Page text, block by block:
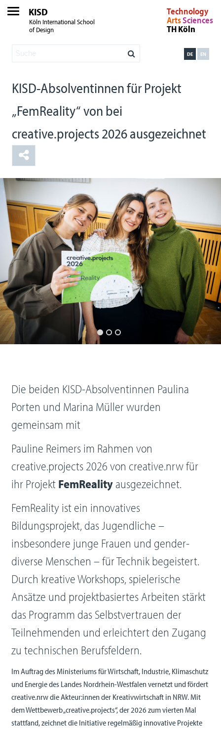
KISD
Köln International School
of Design
Technology
ArtsSciences
TH Köln
EN
DE
KISD-Absolventinnen für Projekt
„FemReality“ von bei
creative.projects 2026 ausgezeichnet
Die beiden KISD-Absolventinnen Paulina
Porten und Marina Müller wurden
gemeinsam mit
Pauline Reimers im Rahmen von
creative.projects 2026 von creative.nrw für
ihr Projekt FemRealityausgezeichnet.
FemReality ist ein innovatives
Bildungsprojekt, das Jugendliche –
insbesondere junge Frauen und gender-
diverse Menschen – für Technik begeistert.
Durch kreative Workshops, spielerische
Ansätze und projektbasiertes Arbeiten stärkt
das Programm das Selbstvertrauen der
Teilnehmenden und erleichtert den Zugang
zu technischen Berufsfeldern.
Im Auftrag des Ministeriums für Wirtschaft, Industrie, Klimaschutz
und Energie des Landes Nordrhein-Westfalen vernetzt und fördert
creative.nrw die Akteur:innen der Kreativwirtschaft in NRW. Mit
dem Wettbewerb „creative.projects“, der 2026 zum vierten Mal
stattfand, zeichnet die Initiative regelmäßig innovative Projekte